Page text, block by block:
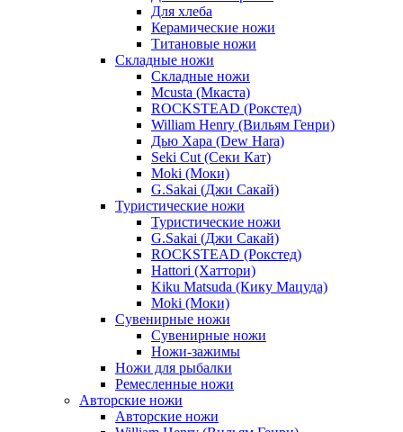
Для хлеба
Керамические ножи
Титановые ножи
Складные ножи
Складные ножи
Mcusta (Мкаста)
ROCKSTEAD (Рокстед)
William Henry (Вильям Генри)
Дью Хара (Dew Hara)
Seki Cut (Секи Кат)
Moki (Моки)
G.Sakai (Джи Сакай)
Туристические ножи
Туристические ножи
G.Sakai (Джи Сакай)
ROCKSTEAD (Рокстед)
Hattori (Хаттори)
Kiku Matsuda (Кику Мацуда)
Moki (Моки)
Сувенирные ножи
Сувенирные ножи
Ножи-зажимы
Ножи для рыбалки
Ремесленные ножи
Авторские ножи
Авторские ножи